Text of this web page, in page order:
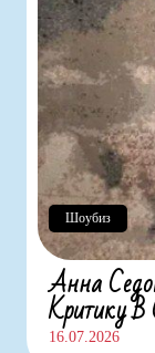
Анна
Критику В
16.07.2026
Шоубиз